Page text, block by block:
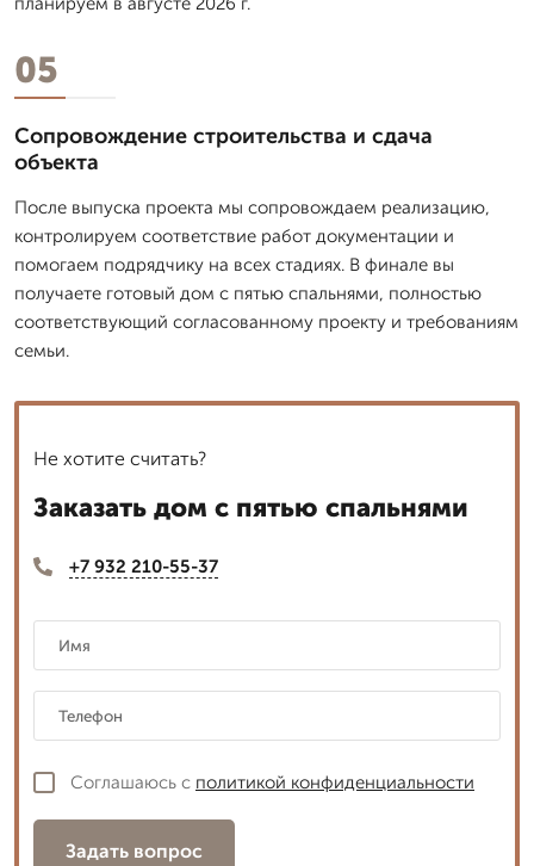
05
Сопровождение строительства и сдача
объекта
После выпуска проекта мы сопровождаем реализацию,
контролируем соответствие работ документации и
помогаем подрядчику на всех стадиях. В финале вы
получаете готовый дом с пятью спальнями, полностью
соответствующий согласованному проекту и требованиям
семьи.
Не хотите считать?
Заказать дом с пятью спальнями
+7 932 210-55-37
Соглашаюсь с политикой конфиденциальности
Задать вопрос